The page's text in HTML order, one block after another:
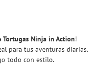
Tortugas Ninja in Action!
para tus aventuras diarias.
todo con estilo.